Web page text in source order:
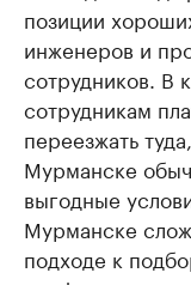
позиции
инженеров и
сотрудников. В
сотрудникам
переезжать
Мурманске
выгодные
Мурманске
подходе к